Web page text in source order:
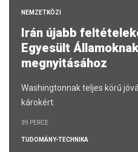
NEMZETKÖZI
Irán újabb
Egyesült
megnyitásához
Washingtonnak teljes körű
károkért.
39 PERCE
TUDOMÁNY-TECHNIKA